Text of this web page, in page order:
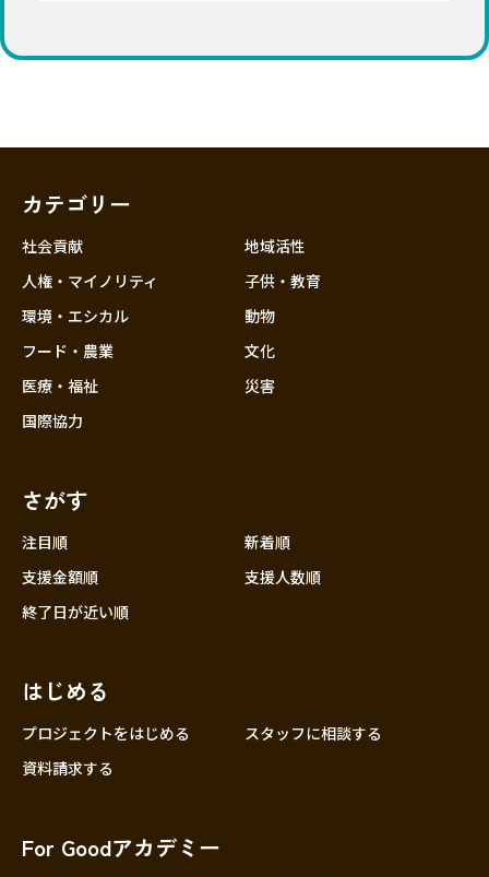
広島
カテゴリー
社会貢献
人権・マイノリティ
環境・エシカル
フード・農業
医療・福祉
国際協力
地域活性
子供・教育
動物
文化
災害
さがす
注目順
新着順
支援金額順
支援人数順
終了日が近い順
はじめる
プロジェクトをはじめる
スタッフに相談する
資料請求する
For Goodアカデミー